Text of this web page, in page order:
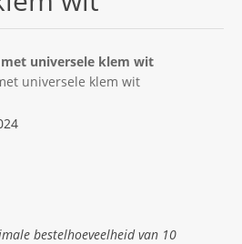
universele klem wit
universele klem wit
bestelhoeveelheid van 10